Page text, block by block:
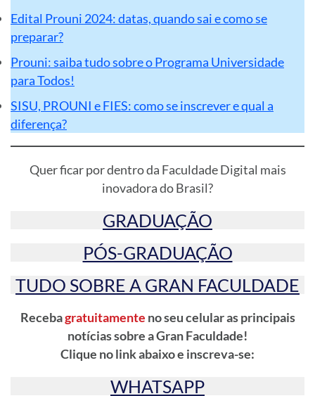
Edital Prouni 2024: datas, quando sai e como se
preparar?
Prouni: saiba tudo sobre o Programa Universidade
para Todos!
SISU, PROUNI e FIES: como se inscrever e qual a
diferença?
Quer ficar por dentro da Faculdade Digital mais
inovadora do Brasil?
GRADUAÇÃO
PÓS-GRADUAÇÃO
TUDO SOBRE A GRAN FACULDADE
Recebagratuitamente no seu celular as principais
notícias sobre a Gran Faculdade!
Clique no link abaixo e inscreva-se:
WHATSAPP